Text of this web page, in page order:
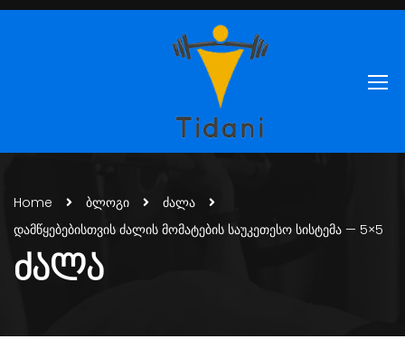
Home ბლოგი
ძალა
დამწყებებისთვის ძალის მომატების საუკეთესო სისტემა — 5×5
ᲫᲐᲚᲐ